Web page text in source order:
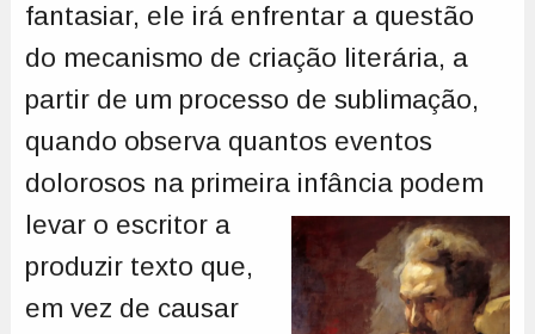
fantasiar, ele irá enfrentar a questão
do mecanismo de criação literária, a
partir de um processo de sublimação,
quando observa quantos eventos
dolorosos na primeira infância podem
levar o escritor a
produzir texto que,
em vez de causar